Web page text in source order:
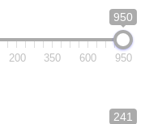
950
200 350 600 950
241